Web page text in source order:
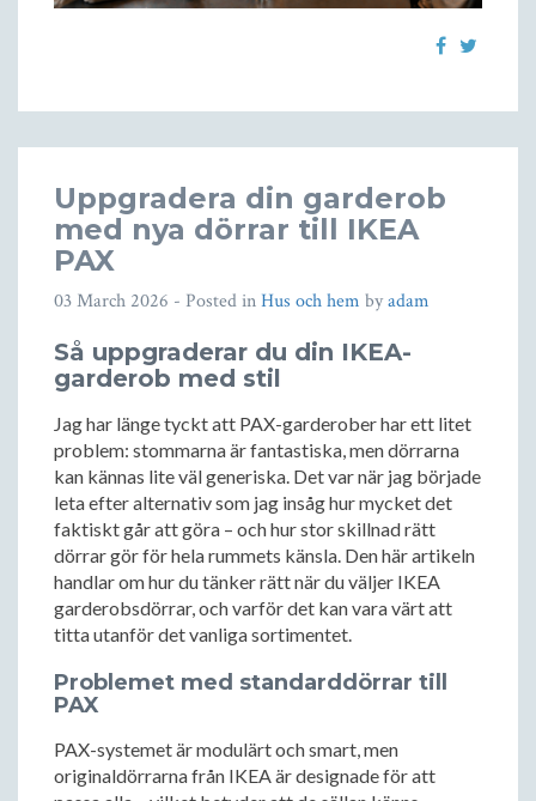
Uppgradera din garderob
med nya dörrar till IKEA
PAX
03 March 2026 - Posted inHus och hem byadam
Så uppgraderar du din IKEA-
garderob med stil
Jag har länge tyckt att PAX-garderober har ett litet
problem: stommarna är fantastiska, men dörrarna
kan kännas lite väl generiska. Det var när jag började
leta efter alternativ som jag insåg hur mycket det
faktiskt går att göra – och hur stor skillnad rätt
dörrar gör för hela rummets känsla. Den här artikeln
handlar om hur du tänker rätt när du väljer IKEA
garderobsdörrar, och varför det kan vara värt att
titta utanför det vanliga sortimentet.
Problemet med standarddörrar till
PAX
PAX-systemet är modulärt och smart, men
originaldörrarna från IKEA är designade för att